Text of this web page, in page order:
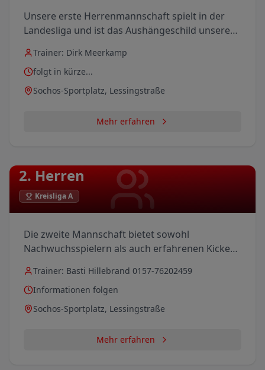
Unsere erste Herrenmannschaft spielt in der
Landesliga und ist das Aushängeschild unserer
erfahrenen Spielern und jungen Talenten
streben wir jede Saison die vorderen
Tabellenplätze an.
Trainer: Dirk Meerkamp
folgt in kürze...
Sochos-Sportplatz, Lessingstraße
Mehr erfahren
2. Herren
Kreisliga A
Die zweite Mannschaft bietet sowohl
Nachwuchsspielern als auch erfahrenen Kickern
sammeln.
Trainer: Basti Hillebrand 0157-76202459
Informationen folgen
Sochos-Sportplatz, Lessingstraße
Mehr erfahren